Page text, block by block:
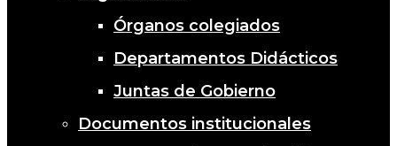
Órganos colegiados
Departamentos Didácticos
Juntas de Gobierno
Documentos institucionales